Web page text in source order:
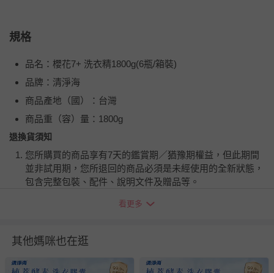
規格
品名：櫻花7+ 洗衣精1800g(6瓶/箱裝)
品牌：清淨海
商品產地（國）：台灣
商品重（容）量：1800g
退換貨須知
您所購買的商品享有7天的鑑賞期／猶豫期權益，但此期間
並非試用期，您所退回的商品必須是未經使用的全新狀態，
包含完整包裝、配件、說明文件及贈品等。
退貨，您可至『查詢訂單』>『已出貨』中查詢該筆訂單，
至媽咪愛
LINE@客服ID: @mamilove我們將依序為您處理
看更多
其他媽咪也在逛